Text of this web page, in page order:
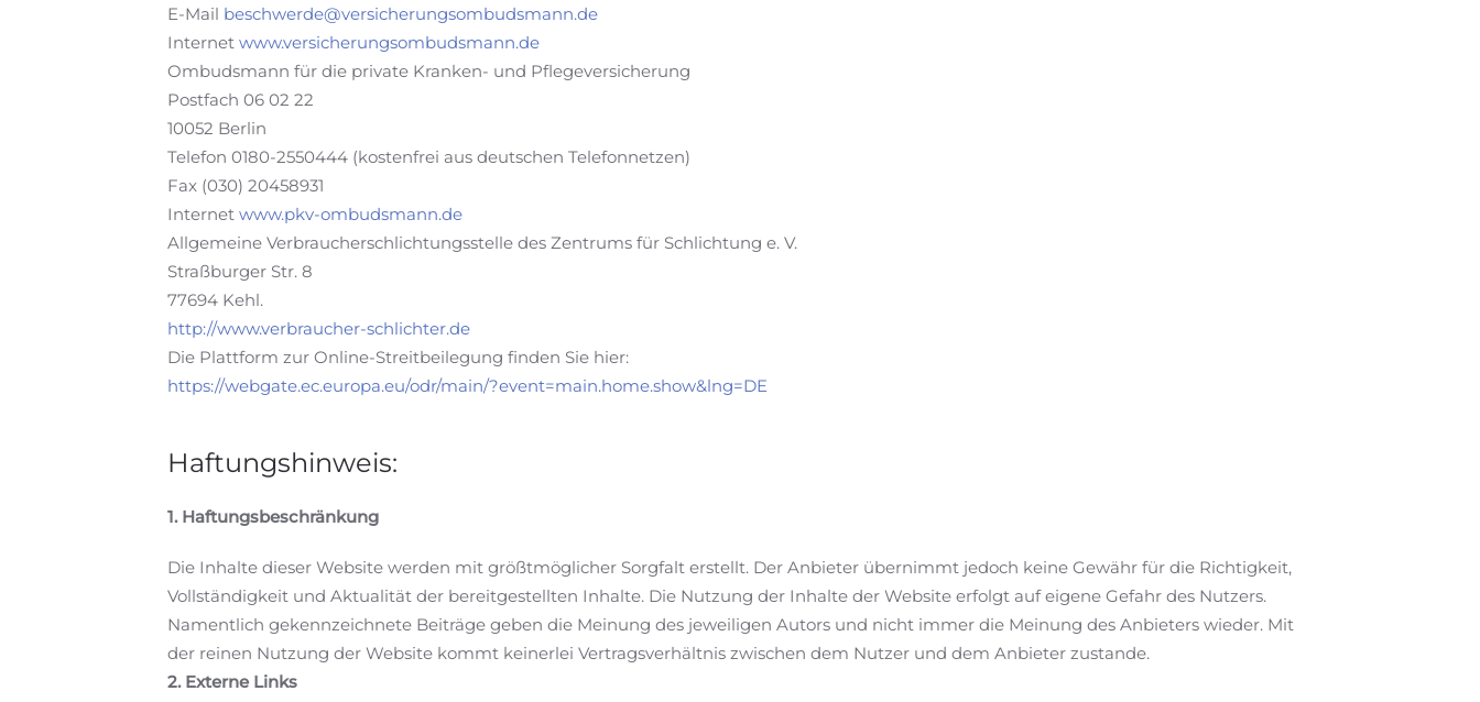
E-Mail beschwerde@versicherungsombudsmann.de
Internet www.versicherungsombudsmann.de
Ombudsmann für die private Kranken- und Pflegeversicherung
Postfach 06 02 22
10052 Berlin
Telefon 0180-2550444 (kostenfrei aus deutschen Telefonnetzen)
Fax (030) 20458931
Internet www.pkv-ombudsmann.de
Allgemeine Verbraucherschlichtungsstelle des Zentrums für Schlichtung e. V.
Straßburger Str. 8
77694 Kehl.
http://www.verbraucher-schlichter.de
Die Plattform zur Online-Streitbeilegung finden Sie hier:
https://webgate.ec.europa.eu/odr/main/?event=main.home.show&lng=DE
Haftungshinweis:
1. Haftungsbeschränkung
Die Inhalte dieser Website werden mit größtmöglicher Sorgfalt erstellt. Der Anbieter übernimmt jedoch keine Gewähr für die Richtigkeit,
Vollständigkeit und Aktualität der bereitgestellten Inhalte. Die Nutzung der Inhalte der Website erfolgt auf eigene Gefahr des Nutzers.
Namentlich gekennzeichnete Beiträge geben die Meinung des jeweiligen Autors und nicht immer die Meinung des Anbieters wieder. Mit
der reinen Nutzung der Website kommt keinerlei Vertragsverhältnis zwischen dem Nutzer und dem Anbieter zustande.
2. Externe Links